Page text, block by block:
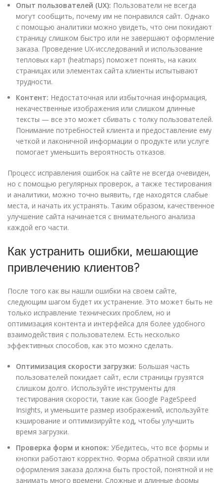
Опыт пользователей (UX): Пользователи не всегда
могут сообщить, почему им не понравился сайт. Однако
с помощью аналитики можно увидеть, что они покидают
страницу слишком быстро или не завершают оформление
заказа. Проведение UX-исследований и использование
тепловых карт (heatmaps) поможет понять, на каких
страницах или элементах сайта клиенты испытывают
трудности.
Контент: Недостаточная или избыточная информация,
некачественные изображения или слишком длинные
тексты — все это может сбивать с толку пользователей.
Понимание потребностей клиента и предоставление ему
четкой и лаконичной информации о продукте или услуге
помогает уменьшить вероятность отказов.
Процесс исправления ошибок на сайте не всегда очевиден,
но с помощью регулярных проверок, а также тестирования
и аналитики, можно точно выявить, где находятся слабые
места, и начать их устранять. Таким образом, качественное
улучшение сайта начинается с внимательного анализа
каждой его части.
Как устранить ошибки, мешающие
привлечению клиентов?
После того как вы нашли ошибки на своем сайте,
следующим шагом будет их устранение. Это может быть не
только исправление технических проблем, но и
оптимизация контента и интерфейса для более удобного
взаимодействия с пользователем. Есть несколько
эффективных способов, как это можно сделать.
Оптимизация скорости загрузки: Большая часть
пользователей покидает сайт, если страницы грузятся
слишком долго. Используйте инструменты для
тестирования скорости, такие как Google PageSpeed
Insights, и уменьшите размер изображений, используйте
кэширование и оптимизируйте код, чтобы улучшить
время загрузки.
Проверка форм и кнопок: Убедитесь, что все формы и
кнопки работают корректно. Форма обратной связи или
оформления заказа должна быть простой, понятной и не
занимать много времени. Сложные и длинные формы